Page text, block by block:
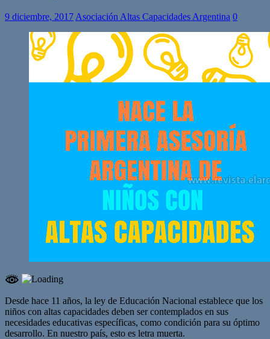
9 diciembre, 2017 Asociación Altas Capacidades Argentina 0
Desde hace 11 años, la ley de Educación Nacional establece que los
niños con altas capacidades deben ser contemplados en sus
necesidades educativas específicas, como condición para su óptimo
desarrollo. En nuestro país, esto es letra muerta.